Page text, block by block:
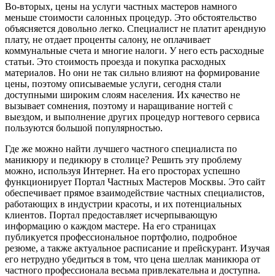
Во-вторых, цены на услуги частных мастеров намного
меньше стоимости салонных процедур. Это обстоятельство
объясняется довольно легко. Специалист не платит арендную
плату, не отдает проценты салону, не оплачивает
коммунальные счета и многие налоги. У него есть расходные
статьи. Это стоимость проезда и покупка расходных
материалов. Но они не так сильно влияют на формирование
цены, поэтому описываемые услуги, сегодня стали
доступными широким слоям населения. Их качество не
вызывает сомнения, поэтому и наращивание ногтей с
выездом, и выполнение других процедур ногтевого сервиса
пользуются большой популярностью.
Где же можно найти лучшего частного специалиста по
маникюру и педикюру в столице? Решить эту проблему
можно, используя Интернет. На его просторах успешно
функционирует Портал Частных Мастеров Москвы. Это сайт
обеспечивает прямое взаимодействие частных специалистов,
работающих в индустрии красоты, и их потенциальных
клиентов. Портал предоставляет исчерпывающую
информацию о каждом мастере. На его страницах
публикуется профессиональное портфолио, подробное
резюме, а также актуальное расписание и прейскурант. Изучая
его нетрудно убедиться в том, что цена шеллак маникюра от
частного профессионала весьма привлекательна и доступна.